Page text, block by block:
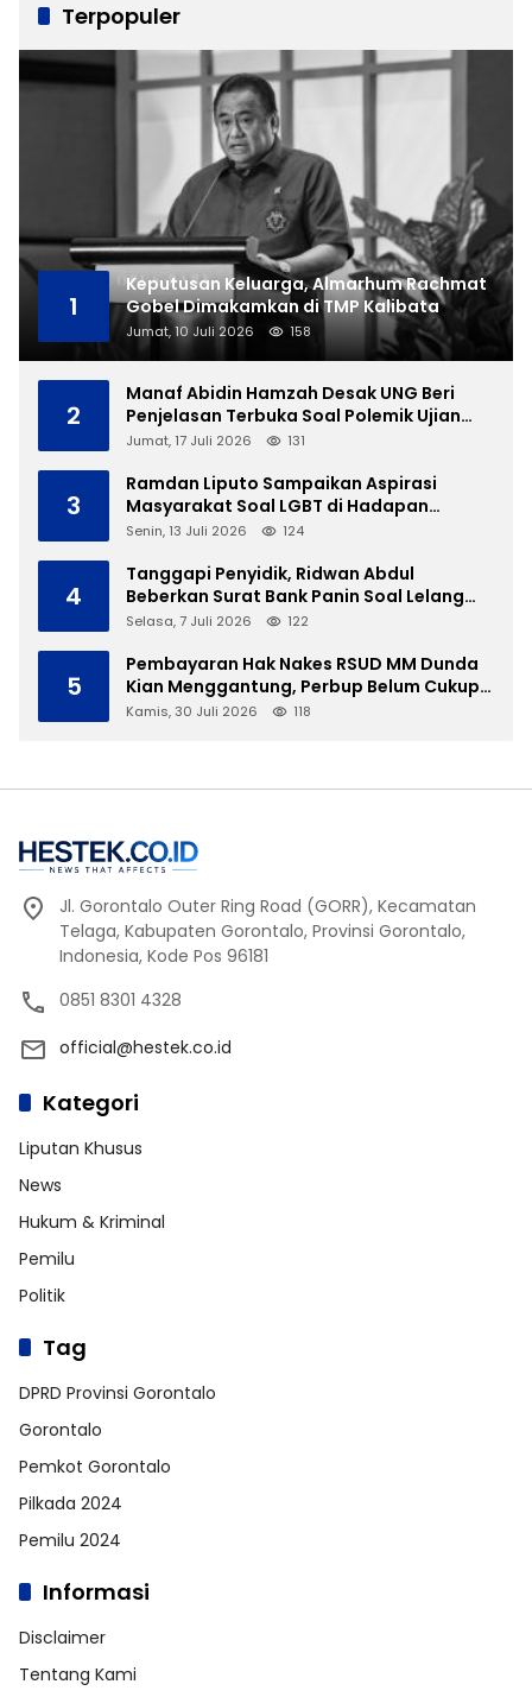
Terpopuler
1
Keputusan Keluarga, Almarhum Rachmat
Gobel Dimakamkan di TMP Kalibata
Jumat, 10 Juli 2026 158
2
Manaf Abidin Hamzah Desak UNG Beri
Penjelasan Terbuka Soal Polemik Ujian
Skripsi Mahasiswi
Jumat, 17 Juli 2026 131
3
Ramdan Liputo Sampaikan Aspirasi
Masyarakat Soal LGBT di Hadapan
Gubernur Gusnar
Senin, 13 Juli 2026 124
4
Tanggapi Penyidik, Ridwan Abdul
Beberkan Surat Bank Panin Soal Lelang
Aset Eks PLTD Isimu
Selasa, 7 Juli 2026 122
5
Pembayaran Hak Nakes RSUD MM Dunda
Kian Menggantung, Perbup Belum Cukup
Tanpa Direktur Definitif
Kamis, 30 Juli 2026 118
Jl. Gorontalo Outer Ring Road (GORR), Kecamatan
Telaga, Kabupaten Gorontalo, Provinsi Gorontalo,
Indonesia, Kode Pos 96181
0851 8301 4328
official@hestek.co.id
Kategori
Liputan Khusus
News
Hukum & Kriminal
Pemilu
Politik
Tag
DPRD Provinsi Gorontalo
Gorontalo
Pemkot Gorontalo
Pilkada 2024
Pemilu 2024
Informasi
Disclaimer
Tentang Kami